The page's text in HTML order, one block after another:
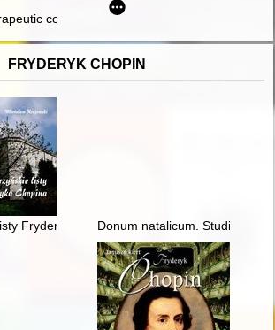
component of the harmonious
FRYDERYK CHOPIN
Fryderyka F. Chopina. Fryderyk Chopin na
Donum natalicum. Studia